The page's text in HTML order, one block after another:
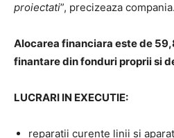
proiectati”, precizeaza compania.
Alocarea financiara este de
finantare din fonduri proprii si
LUCRARI IN EXECUTIE:
reparatii curente linii si